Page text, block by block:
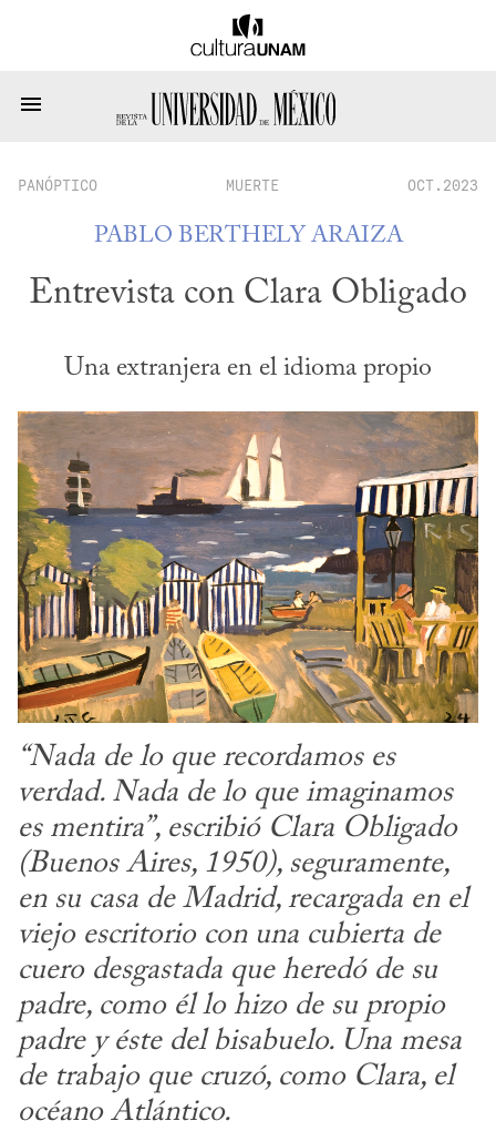
PANÓPTICO MUERTE OCT.2023
PABLO BERTHELY ARAIZA
Entrevista con Clara Obligado
Una extranjera en el idioma propio
“Nada de lo que recordamos es
verdad. Nada de lo que imaginamos
es mentira”, escribió Clara Obligado
(Buenos Aires, 1950), seguramente,
en su casa de Madrid, recargada en el
viejo escritorio con una cubierta de
cuero desgastada que heredó de su
padre, como él lo hizo de su propio
padre y éste del bisabuelo. Una mesa
de trabajo que cruzó, como Clara, el
océano Atlántico.